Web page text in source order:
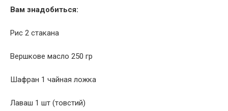
Вам знадобиться:
Рис 2 стакана
Вершкове масло 250 гр
Шафран 1 чайная ложка
Лаваш 1 шт (товстий)